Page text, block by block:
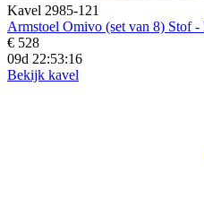
Kavel 2985-121
Armstoel Omivo (set van 8) Stof -
€ 528
09d 22:53:14
Bekijk kavel